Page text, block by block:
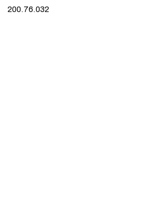
200.76.032